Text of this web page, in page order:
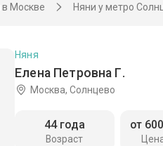
в Москве Няни у метро
Елена Петровна Г.
Няня
Москва, Солнцево
Возраст
44 года от